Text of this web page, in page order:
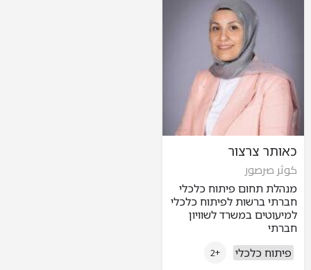
כאותר צרצור
كوثر صرصور
מנהלת תחום פיתוח כלכלי
חברתי ברשות לפיתוח כלכלי
למיעוטים במשרד לשוויון
חברתי
פיתוח כלכלי
+2